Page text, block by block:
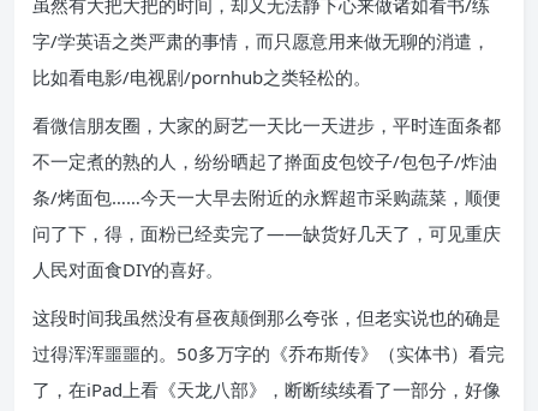
字/学英语之类严肃的事情，而只愿意用来做无聊的消遣，
比如看电影/电视剧/pornhub之类轻松的。
看微信朋友圈，大家的厨艺一天比一天进步，平时连面条都
不一定煮的熟的人，纷纷晒起了擀面皮包饺子/包包子/炸油
条/烤面包……今天一大早去附近的永辉超市采购蔬菜，顺便
问了下，得，面粉已经卖完了——缺货好几天了，可见重庆
人民对面食DIY的喜好。
这段时间我虽然没有昼夜颠倒那么夸张，但老实说也的确是
过得浑浑噩噩的。50多万字的《乔布斯传》（实体书）看完
了，在iPad上看《天龙八部》，断断续续看了一部分，好像